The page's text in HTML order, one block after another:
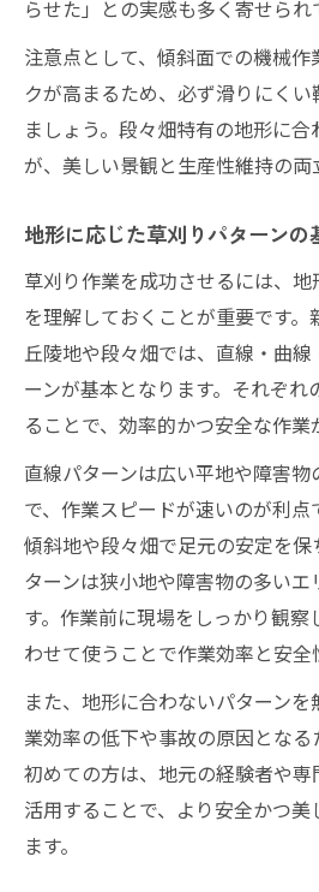
らせた」との実感も多く寄せられ
注意点として、傾斜面での機械
クが高まるため、必ず滑りにく
ましょう。段々畑特有の地形に
が、美しい景観と生産性維持の両
地形に応じた草刈りパターンの
草刈り作業を成功させるには、
を理解しておくことが重要です
丘陵地や段々畑では、直線・曲
ーンが基本となります。それぞれ
ることで、効率的かつ安全な作業
直線パターンは広い平地や障害
で、作業スピードが速いのが利点
傾斜地や段々畑で足元の安定を
ターンは狭小地や障害物の多い
す。作業前に現場をしっかり観察
わせて使うことで作業効率と安全
また、地形に合わないパターン
業効率の低下や事故の原因となる
初めての方は、地元の経験者や
活用することで、より安全かつ
ます。